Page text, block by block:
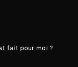
fait pour moi ?